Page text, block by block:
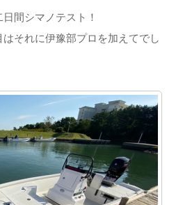
間シマノテスト！
それに伊豫部プロを加えてでし